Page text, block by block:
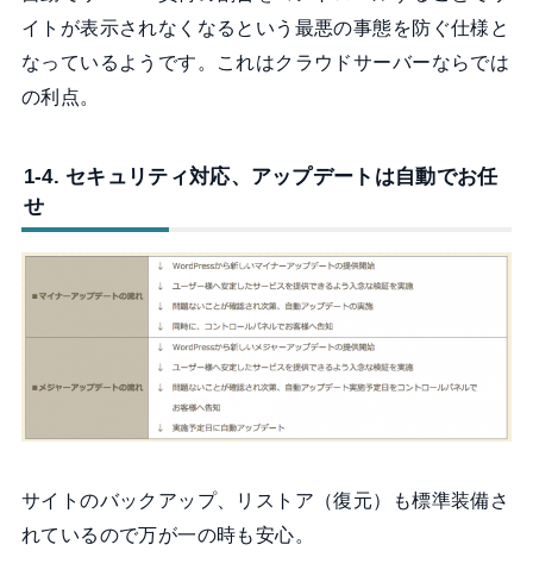
イトが表示されなくなるという最悪の事態を防ぐ仕様と
なっているようです。これはクラウドサーバーならでは
の利点。
1-4. セキュリティ対応、アップデートは自動でお任
せ
サイトのバックアップ、リストア（復元）も標準装備さ
れているので万が一の時も安心。